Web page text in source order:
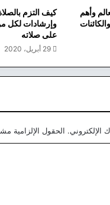
وأهم
كيف التزم
وإرشادات لكل
على صلاته
29 أبريل، 2020
الإلكتروني. الحقول الإلزامية